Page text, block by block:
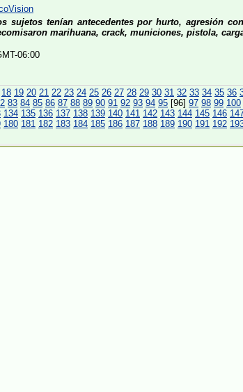
sujetos tenían antecedentes por hurto, agresión
marihuana, crack, municiones, pistola,
06:00
18 19 20 21 22 23 24 25 26 27 28 29 30 31 32 33 34 35 36
83 84 85 86 87 88 89 90 91 92 93 94 95 [96] 97 98 99 100
134 135 136 137 138 139 140 141 142 143 144 145 146
180 181 182 183 184 185 186 187 188 189 190 191 192